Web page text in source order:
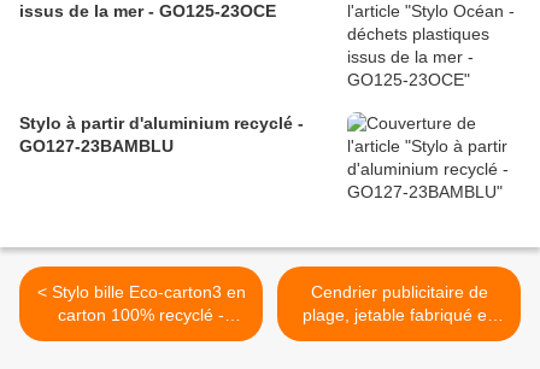
issus de la mer - GO125-23OCE
Stylo à partir d'aluminium recyclé -
GO127-23BAMBLU
< Stylo bille Eco-carton3 en
carton 100% recyclé -
GO56-13SB01
Cendrier publicitaire de
plage, jetable fabriqué en
carton recyclé - GO50-